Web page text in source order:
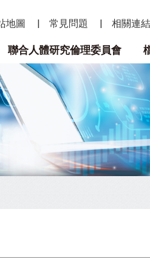
地圖 常見問題 相關連結
聯合人體研究倫理委員會